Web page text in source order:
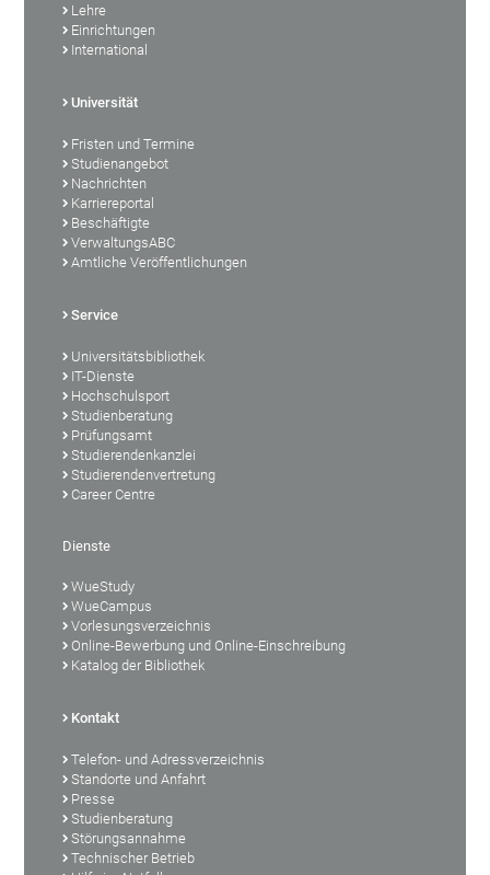
Lehre
Einrichtungen
International
Universität
Fristen und Termine
Studienangebot
Nachrichten
Karriereportal
Beschäftigte
VerwaltungsABC
Amtliche Veröffentlichungen
Service
Universitätsbibliothek
IT-Dienste
Hochschulsport
Studienberatung
Prüfungsamt
Studierendenkanzlei
Studierendenvertretung
Career Centre
Dienste
WueStudy
WueCampus
Vorlesungsverzeichnis
Online-Bewerbung und Online-Einschreibung
Katalog der Bibliothek
Kontakt
Telefon- und Adressverzeichnis
Standorte und Anfahrt
Presse
Studienberatung
Störungsannahme
Technischer Betrieb